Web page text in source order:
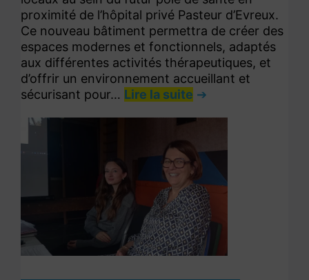
proximité de l’hôpital privé Pasteur d’Evreux.
Ce nouveau bâtiment permettra de créer des
espaces modernes et fonctionnels, adaptés
aux différentes activités thérapeutiques, et
d’offrir un environnement accueillant et
sécurisant pour… Lire la suite